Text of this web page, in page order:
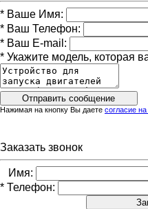
* Ваше Имя:
* Ваш Телефон:
* Ваш E-mail:
* Укажите модель, которая
Нажимая на кнопку Вы даете согласие
Заказать звонок
Имя:
* Телефон: